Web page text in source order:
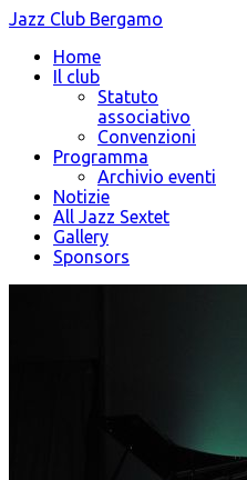
Jazz Club Bergamo
Home
Il club
Statuto
associativo
Convenzioni
Programma
Archivio eventi
Notizie
All Jazz Sextet
Gallery
Sponsors